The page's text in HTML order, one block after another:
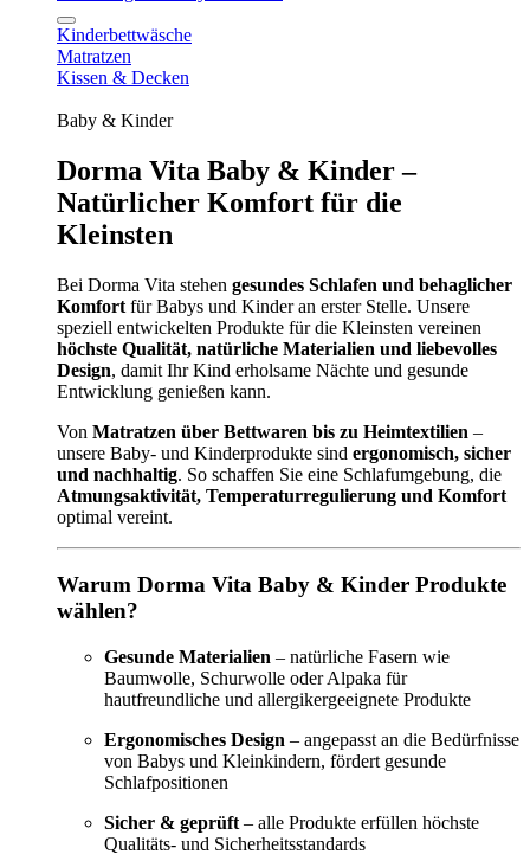
Kinderbettwäsche
Matratzen
Kissen & Decken
Baby & Kinder
Dorma Vita Baby & Kinder –
Natürlicher Komfort für die
Kleinsten
Bei Dorma Vita stehen gesundes Schlafen und behaglicher
Komfort für Babys und Kinder an erster Stelle. Unsere
speziell entwickelten Produkte für die Kleinsten vereinen
höchste Qualität, natürliche Materialien und liebevolles
Design, damit Ihr Kind erholsame Nächte und gesunde
Entwicklung genießen kann.
Von Matratzen über Bettwaren bis zu Heimtextilien –
unsere Baby- und Kinderprodukte sind ergonomisch, sicher
und nachhaltig. So schaffen Sie eine Schlafumgebung, die
Atmungsaktivität, Temperaturregulierung und Komfort
optimal vereint.
Warum Dorma Vita Baby & Kinder Produkte
wählen?
Gesunde Materialien – natürliche Fasern wie
Baumwolle, Schurwolle oder Alpaka für
hautfreundliche und allergikergeeignete Produkte
Ergonomisches Design – angepasst an die Bedürfnisse
von Babys und Kleinkindern, fördert gesunde
Schlafpositionen
Sicher & geprüft – alle Produkte erfüllen höchste
Qualitäts- und Sicherheitsstandards